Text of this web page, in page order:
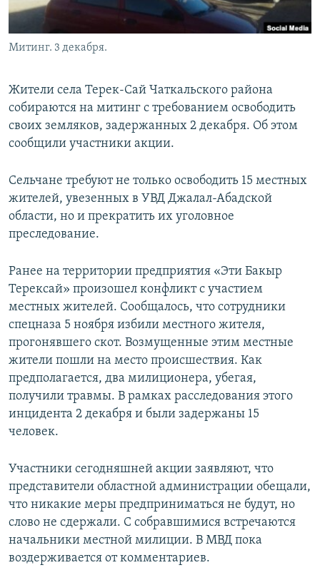
Митинг. 3 декабря.
Жители села Терек-Сай Чаткальского района
собираются на митинг с требованием освободить
своих земляков, задержанных 2 декабря. Об этом
сообщили участники акции.
Сельчане требуют не только освободить 15 местных
жителей, увезенных в УВД Джалал-Абадской
области, но и прекратить их уголовное
преследование.
Ранее на территории предприятия «Эти Бакыр
Терексай» произошел конфликт с участием
местных жителей. Сообщалось, что сотрудники
спецназа 5 ноября избили местного жителя,
прогонявшего скот. Возмущенные этим местные
жители пошли на место происшествия. Как
предполагается, два милиционера, убегая,
получили травмы. В рамках расследования этого
инцидента 2 декабря и были задержаны 15
человек.
Участники сегодняшней акции заявляют, что
представители областной администрации обещали,
что никакие меры предприниматься не будут, но
слово не сдержали. С собравшимися встречаются
начальники местной милиции. В МВД пока
воздерживается от комментариев.